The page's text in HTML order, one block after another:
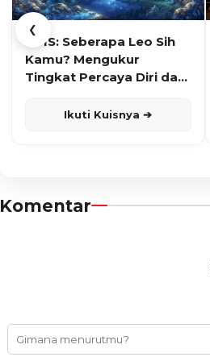
❮
KUIS: Seberapa Leo Sih
Kamu? Mengukur
Tingkat Percaya Diri dan
Ikuti Kuisnya ➔
Komentar